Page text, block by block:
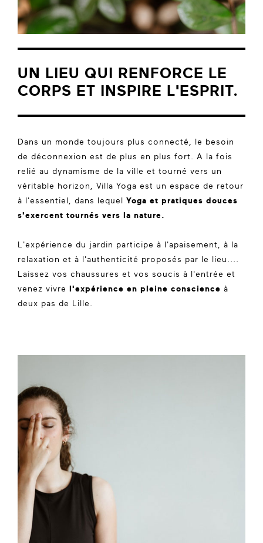
UN LIEU QUI RENFORCE LE
CORPS ET INSPIRE L'ESPRIT.
Dans un monde toujours plus connecté, le besoin
de déconnexion est de plus en plus fort. A la fois
relié au dynamisme de la ville et tourné vers un
véritable horizon, Villa Yoga est un espace de retour
à l'essentiel, dans lequel Yoga et pratiques douces
s'exercent tournés vers la nature.
L'expérience du jardin participe à l'apaisement, à la
relaxation et à l'authenticité proposés par le lieu....
Laissez vos chaussures et vos soucis à l'entrée et
venez vivre l'expérience en pleine conscience à
deux pas de Lille.